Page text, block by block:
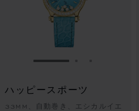
スライドに移動 1
スライド
ハッピースポーツ
33MM、自動巻き、エシカルイエ